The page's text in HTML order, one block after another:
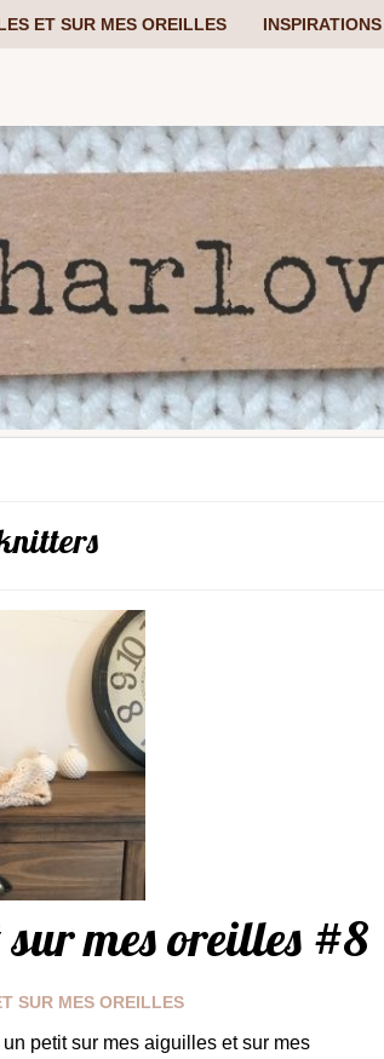
ET SUR MES OREILLES INSPIRATIONS
mes oreilles #8
SUR MES OREILLES
petit sur mes aiguilles et sur mes